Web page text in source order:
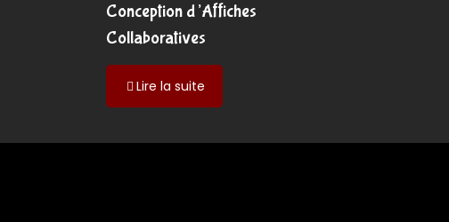
Conception d’Affiches
Collaboratives
Lire la suite
Conception